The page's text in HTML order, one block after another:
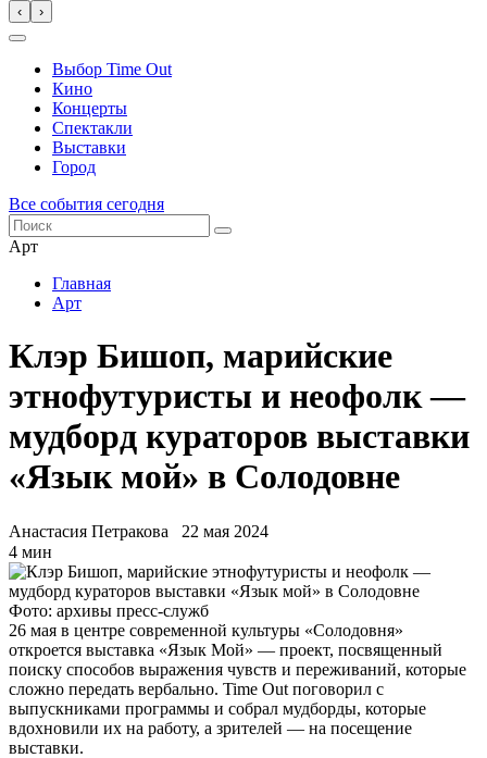
‹ ›
Выбор Time Out
Кино
Концерты
Спектакли
Выставки
Город
Все события сегодня
Арт
Главная
Арт
Клэр Бишоп, марийские
этнофутуристы и неофолк —
мудборд кураторов выставки
«Язык мой» в Солодовне
Анастасия Петракова
22 мая 2024
4 мин
Фото: архивы пресс-служб
26 мая в центре современной культуры «Солодовня»
откроется выставка «Язык Мой» — проект, посвященный
поиску способов выражения чувств и переживаний, которые
сложно передать вербально. Time Out поговорил с
выпускниками программы и собрал мудборды, которые
вдохновили их на работу, а зрителей — на посещение
выставки.